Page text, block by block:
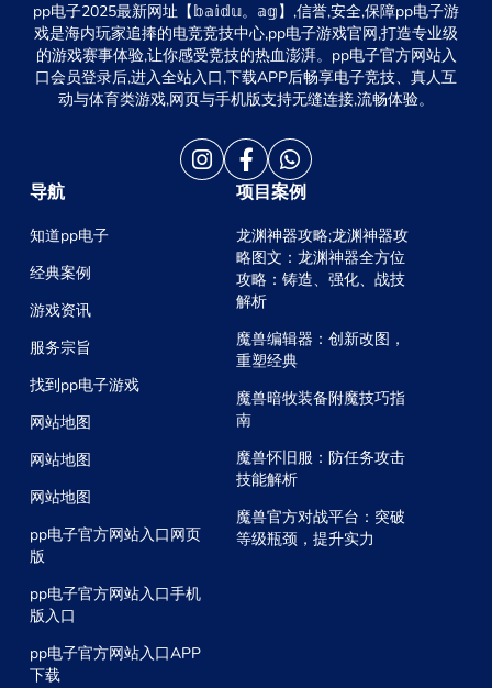
pp电子2025最新网址【𝕓𝕒𝕚𝕕𝕦。𝕒𝕘】,信誉,安全,保障pp电子游
戏是海内玩家追捧的电竞竞技中心,pp电子游戏官网,打造专业级
的游戏赛事体验,让你感受竞技的热血澎湃。pp电子官方网站入
口会员登录后,进入全站入口,下载APP后畅享电子竞技、真人互
动与体育类游戏,网页与手机版支持无缝连接,流畅体验。
导航
知道pp电子
经典案例
游戏资讯
服务宗旨
找到pp电子游戏
网站地图
网站地图
网站地图
pp电子官方网站入口网页
版
pp电子官方网站入口手机
版入口
pp电子官方网站入口APP
下载
项目案例
龙渊神器攻略;龙渊神器攻
略图文：龙渊神器全方位
攻略：铸造、强化、战技
解析
魔兽编辑器：创新改图，
重塑经典
魔兽暗牧装备附魔技巧指
南
魔兽怀旧服：防任务攻击
技能解析
魔兽官方对战平台：突破
等级瓶颈，提升实力